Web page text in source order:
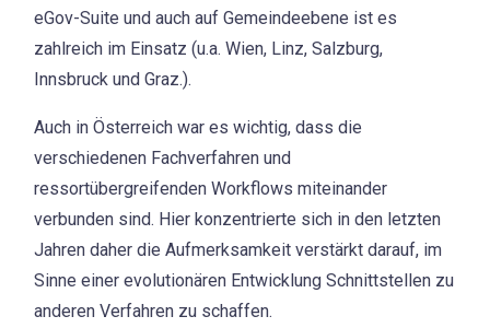
eGov-Suite und auch auf Gemeindeebene ist es
zahlreich im Einsatz (u.a. Wien, Linz, Salzburg,
Innsbruck und Graz.).
Auch in Österreich war es wichtig, dass die
verschiedenen Fachverfahren und
ressortübergreifenden Workflows miteinander
verbunden sind. Hier konzentrierte sich in den letzten
Jahren daher die Aufmerksamkeit verstärkt darauf, im
Sinne einer evolutionären Entwicklung Schnittstellen zu
anderen Verfahren zu schaffen.